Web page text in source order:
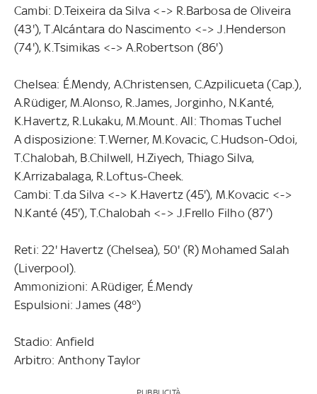
Cambi: D.Teixeira da Silva <-> R.Barbosa de Oliveira
(43'), T.Alcántara do Nascimento <-> J.Henderson
(74'), K.Tsimikas <-> A.Robertson (86')
Chelsea: É.Mendy, A.Christensen, C.Azpilicueta (Cap.),
A.Rüdiger, M.Alonso, R.James, Jorginho, N.Kanté,
K.Havertz, R.Lukaku, M.Mount. All: Thomas Tuchel
A disposizione: T.Werner, M.Kovacic, C.Hudson-Odoi,
T.Chalobah, B.Chilwell, H.Ziyech, Thiago Silva,
K.Arrizabalaga, R.Loftus-Cheek.
Cambi: T.da Silva <-> K.Havertz (45'), M.Kovacic <->
N.Kanté (45'), T.Chalobah <-> J.Frello Filho (87')
Reti: 22' Havertz (Chelsea), 50' (R) Mohamed Salah
(Liverpool).
Ammonizioni: A.Rüdiger, É.Mendy
Espulsioni: James (48°)
Stadio: Anfield
Arbitro: Anthony Taylor